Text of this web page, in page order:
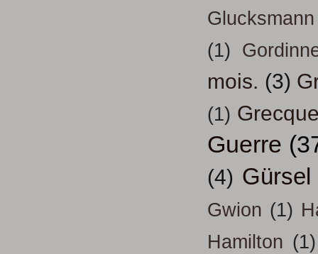
Glucksmann
(1)
mois. (3)
(1)
Guerre
(4) Gürsel
Gwion (1)
Hamilton (1)